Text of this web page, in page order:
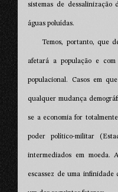
sistemas de
águas poluídas.
Temos, portanto, que
afetará a população e
populacional. Casos em
qualquer mudança
se a economia for
poder político-militar
intermediados em moeda.
escassez de uma infinidade